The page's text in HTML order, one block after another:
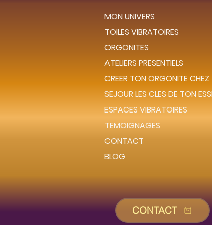
MON UNIVERS
TOILES VIBRATOIRES
ORGONITES
ATELIERS PRESENTIELS
CREER TON ORGONITE
SEJOUR LES CLES DE TON
ESPACES VIBRATOIRES
TEMOIGNAGES
CONTACT
BLOG
CONTACT